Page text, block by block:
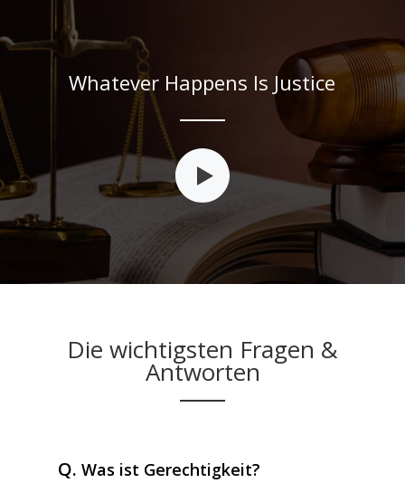
Whatever Happens Is Justice
Die wichtigsten Fragen &
Antworten
Q. Was ist Gerechtigkeit?